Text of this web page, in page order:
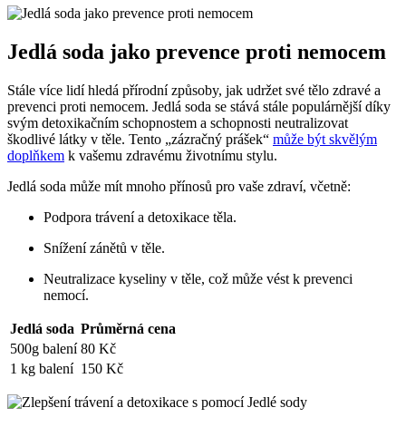
Jedlá soda jako prevence proti nemocem
Stále více lidí hledá přírodní způsoby, jak udržet své tělo zdravé a
prevenci proti nemocem. Jedlá soda se stává stále populárnější díky
svým detoxikačním schopnostem a schopnosti neutralizovat
škodlivé látky v těle. Tento „zázračný prášek“ může být skvělým
doplňkem k vašemu zdravému životnímu stylu.
Jedlá soda může mít mnoho přínosů pro vaše zdraví, včetně:
Podpora trávení a detoxikace těla.
Snížení zánětů v těle.
Neutralizace kyseliny v těle, což může vést k prevenci
nemocí.
Jedlá soda Průměrná cena
500g balení 80 Kč
1 kg balení 150 Kč